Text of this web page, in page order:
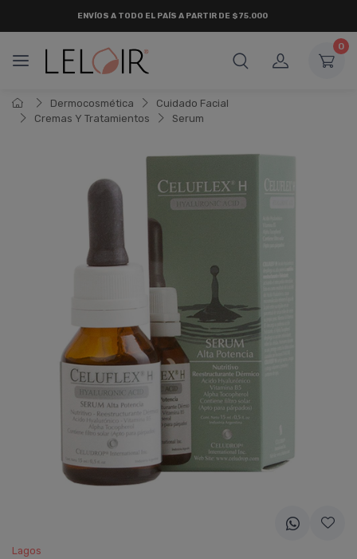
0
Dermocosmética
Cuidado Facial
Cremas Y Tratamientos
Serum
Lagos